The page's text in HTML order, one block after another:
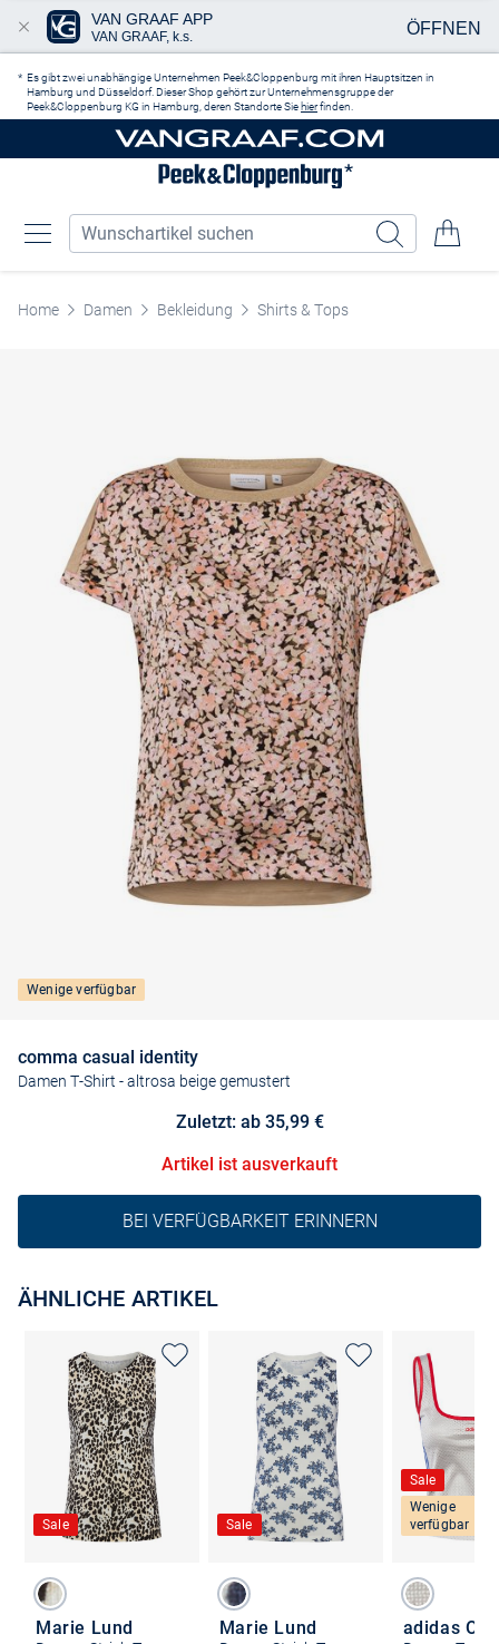
Es gibt zwei unabhängige Unternehmen Peek&Cloppenburg mit ihren Hauptsitzen in
Hamburg und Düsseldorf. Dieser Shop gehört zur Unternehmensgruppe der
Peek&Cloppenburg KG in Hamburg, deren Standorte Sie hierfinden.
Home Damen Bekleidung Shirts & Tops
Wenige verfügbar
comma casual identity
Damen T-Shirt - altrosa beige gemustert
Zuletzt: ab 35,99 €
Artikel ist ausverkauft
BEI VERFÜGBARKEIT ERINNERN
ÄHNLICHE ARTIKEL
Sale
Marie Lund
Sale
Marie Lund
Sale
Wenige
verfügbar
adidas
VAN GRAAF APP
VAN GRAAF, k.s. ÖFFNEN